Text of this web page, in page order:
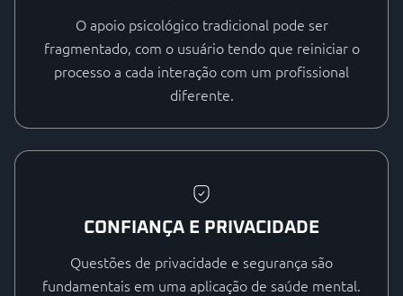
O apoio psicológico tradicional pode ser
fragmentado, com o usuário tendo que reiniciar o
processo a cada interação com um profissional
diferente.
CONFIANÇA E PRIVACIDADE
Questões de privacidade e segurança são
fundamentais em uma aplicação de saúde mental.